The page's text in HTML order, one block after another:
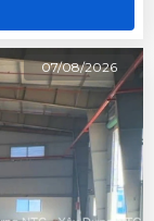
07/08/2026